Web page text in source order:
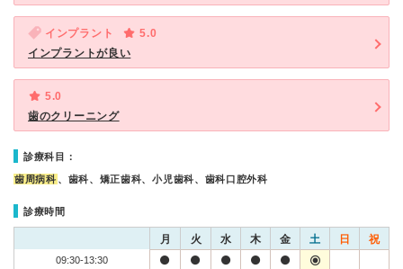
インプラント
5.0
インプラントが良い
5.0
歯のクリーニング
診療科目：
歯周病科 、歯科、矯正歯科、小児歯科、歯科口腔外科
診療時間
月 火 水 木 金 土 日 祝
09:30-13:30